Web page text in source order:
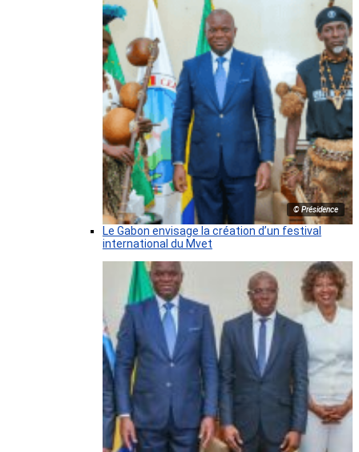
© Présidence
Le Gabon envisage la création d’un festival
international du Mvet